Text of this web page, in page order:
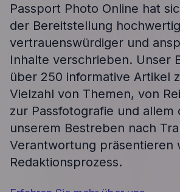
Passport Photo Online hat
der Bereitstellung
vertrauenswürdiger und
Inhalte verschrieben. Unser
über 250 informative Artikel
Vielzahl von Themen, von
zur Passfotografie und allem
unserem Bestreben nach
Verantwortung präsentieren
Redaktionsprozess.